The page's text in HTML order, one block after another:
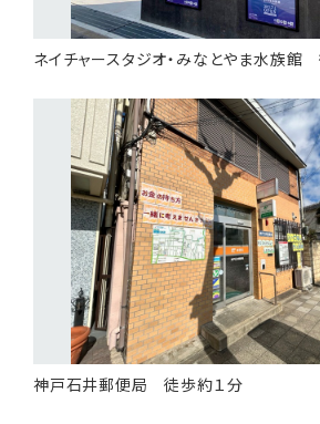
ネイチャースタジオ・みなとやま水族館
神戸石井郵便局 徒歩約１分